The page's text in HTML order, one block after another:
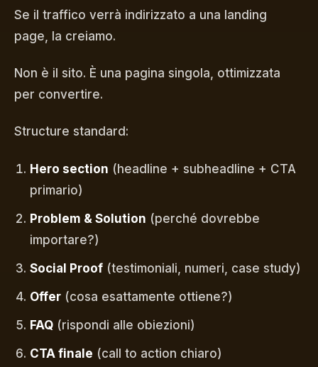
Se il traffico verrà indirizzato a una landing
page, la creiamo.
Non è il sito. È una pagina singola, ottimizzata
per convertire.
Structure standard:
Hero section (headline + subheadline + CTA
primario)
Problem & Solution (perché dovrebbe
importare?)
Social Proof (testimoniali, numeri, case study)
Offer (cosa esattamente ottiene?)
FAQ (rispondi alle obiezioni)
CTA finale (call to action chiaro)